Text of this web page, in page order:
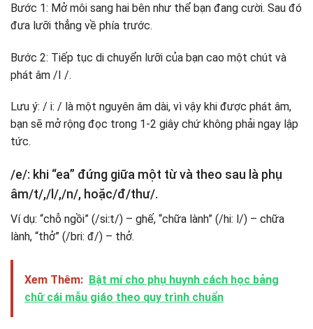
Bước 1: Mở môi sang hai bên như thể bạn đang cười. Sau đó
đưa lưỡi thẳng về phía trước.
Bước 2: Tiếp tục di chuyển lưỡi của bạn cao một chút và
phát âm /I /.
Lưu ý: / i: / là một nguyên âm dài, vì vậy khi được phát âm,
bạn sẽ mở rộng đọc trong 1-2 giây chứ không phải ngay lập
tức.
/e/: khi “ea” đứng giữa một từ và theo sau là phụ
âm/t/,/l/,/n/, hoặc/đ/thư/.
Ví dụ: “chỗ ngồi” (/siːt/) – ghế, “chữa lành” (/hi: l/) – chữa
lành, “thở” (/bri: đ/) – thở.
Xem Thêm: Bật mí cho phụ huynh cách học bảng
chữ cái mẫu giáo theo quy trình chuẩn